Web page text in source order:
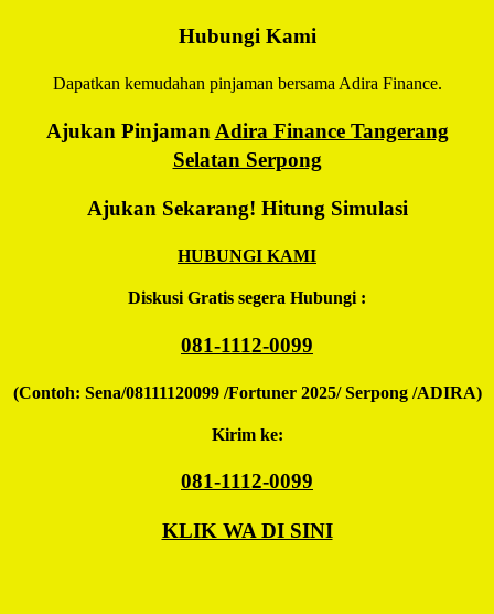
Hubungi Kami
Dapatkan kemudahan pinjaman bersama Adira Finance.
Ajukan Pinjaman Adira Finance Tangerang
Selatan Serpong
Ajukan Sekarang! Hitung Simulasi
HUBUNGI KAMI
Diskusi Gratis segera Hubungi :
081-1112-0099
(Contoh: Sena/08111120099 /Fortuner 2025/ Serpong /ADIRA)
Kirim ke:
081-1112-0099
KLIK WA DI SINI